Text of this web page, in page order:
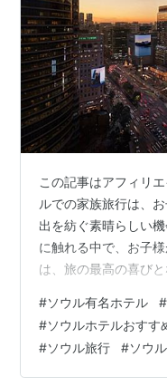
この記事はアフィリ
ルでの家族旅行は、
出を紡ぐ素晴らしい
に触れる中で、お子
は、旅の最高の喜び
る一助となることを
ソウルは、伝統と現
市です。特に江南エ
れ、洗練された雰囲
#ソウル有名ホテル #
#ソウルホテルおすす
#ソウル旅行 #ソウ